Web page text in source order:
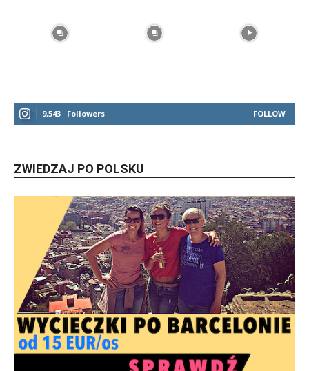
9,543 Followers FOLLOW
ZWIEDZAJ PO POLSKU